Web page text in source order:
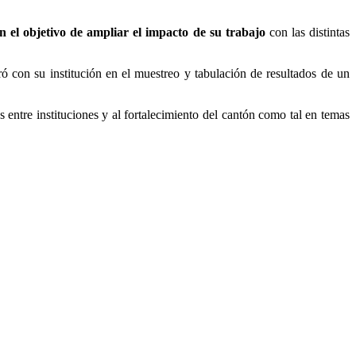
el objetivo de ampliar el impacto de su trabajocon las distintas
su institución en el muestreo y tabulación de resultados de un
instituciones y al fortalecimiento del cantón como tal en temas